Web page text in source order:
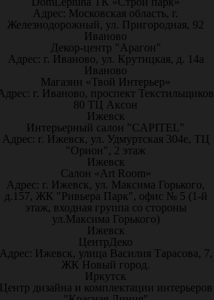
Адрес: Московская область, г.
Железнодорожный, ул. Пригородная, 92
Иваново
Декор-центр "Арагон"
Адрес: г. Иваново, ул. Крутицкая, д. 14а
Иваново
Магазин «Твой Интерьер»
г. Иваново, проспект Текстильщиков
80 ТЦ Аксон
Ижевск
Интерьерный салон "CAPITEL"
Адрес: г. Ижевск, ул. Удмуртская 304е, ТЦ
"Орион", 2 этаж
Ижевск
Салон «Art Room»
Адрес: г. Ижевск, ул. Максима Горького,
д.157, ЖК "Ривьера Парк", офис № 5 (1-й
этаж, входная группа со стороны
ул.Максима Горького)
Ижевск
ЦентрДеко
Ижевск, улица Василия Тарасова, 7,
ЖК Новый город.
Иркутск
дизайна и комплектации интерьеров